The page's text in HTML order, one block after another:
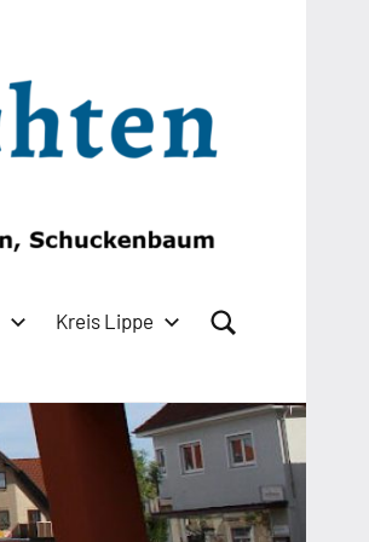
Kreis Lippe